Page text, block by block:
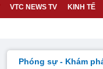
VTC NEWS TV KINH TẾ
Phóng sự - Khám